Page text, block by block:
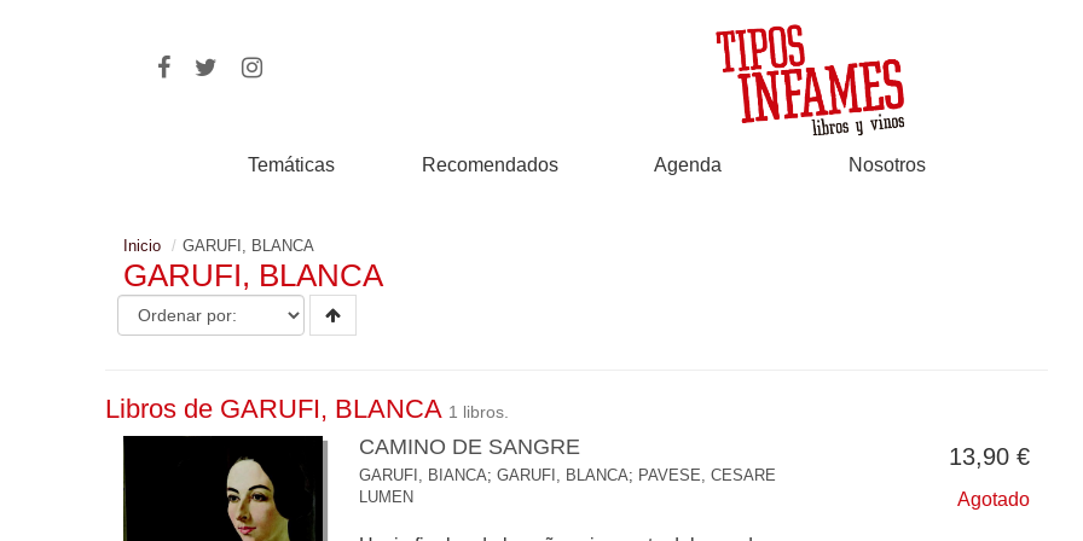
Temáticas Recomendados Agenda Nosotros
Inicio GARUFI, BLANCA
GARUFI, BLANCA
Libros de GARUFI, BLANCA 1 libros.
CAMINO DE SANGRE
GARUFI, BIANCA; GARUFI, BLANCA; PAVESE, CESARE
LUMEN
13,90 €
Agotado